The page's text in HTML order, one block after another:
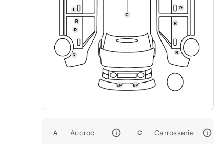
A Accroc C Carrosserie